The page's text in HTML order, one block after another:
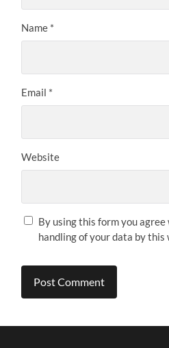
Name *
Email *
Website
By using this form you
handling of your data by this